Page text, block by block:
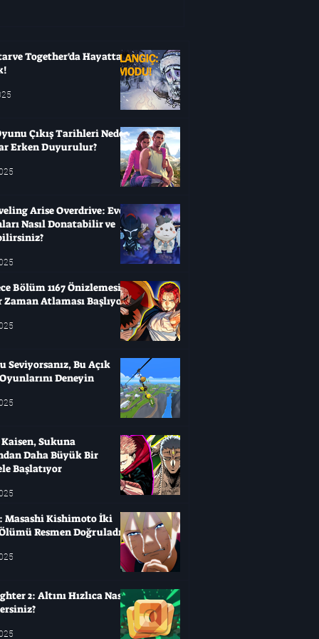
Together'da Hayatta
Çıkış Tarihleri ​​Neden
Erken Duyurulur?
Arise Overdrive: Evcil
Nasıl Donatabilir ve
Bölüm 1167 Önizlemesi:
Zaman Atlaması Başlıyor
Seviyorsanız, Bu Açık
Deneyin
Sukuna
Daha Büyük Bir
Başlatıyor
Masashi Kishimoto İki
Resmen Doğruladı
2: Altını Hızlıca Nasıl